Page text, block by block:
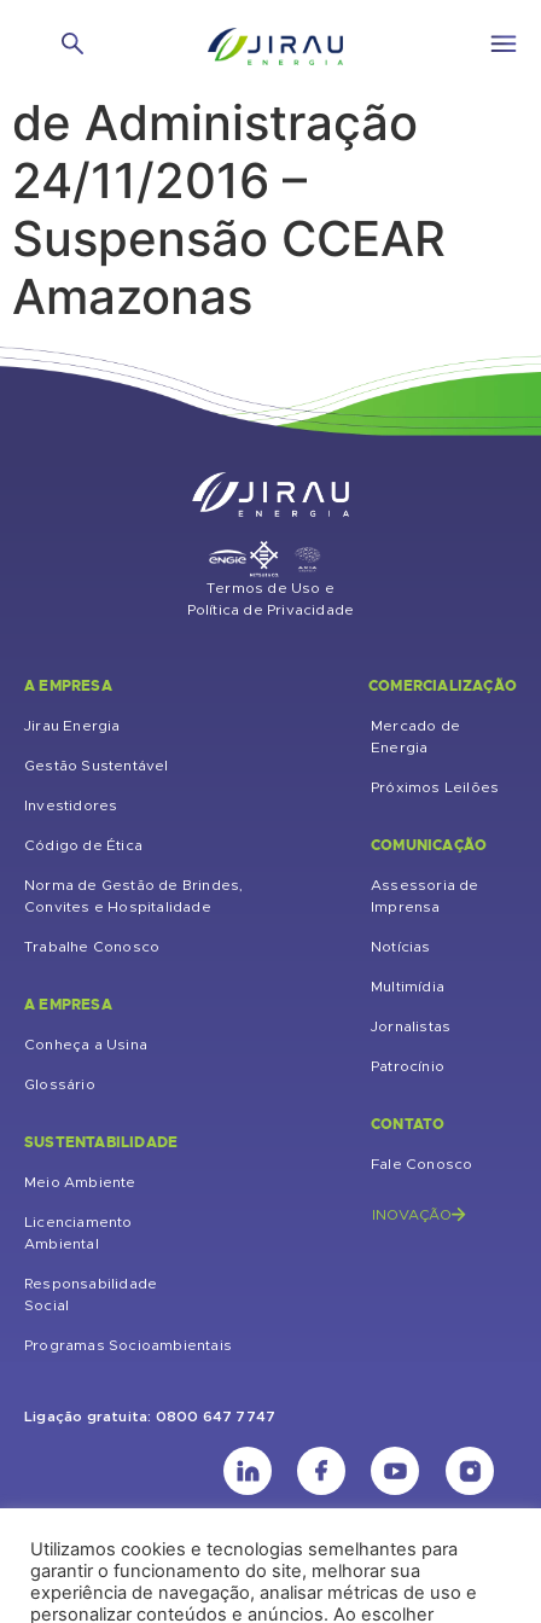
Reunião de Conselho
de Administração
24/11/2016 –
Suspensão CCEAR
Amazonas
Termos de Uso e
Política de Privacidade
A EMPRESA
Jirau Energia
Gestão Sustentável
Investidores
Código de Ética
Norma de Gestão de Brindes,
Convites e Hospitalidade
Trabalhe Conosco
A EMPRESA
Conheça a Usina
Glossário
SUSTENTABILIDADE
Meio Ambiente
Licenciamento
Ambiental
Responsabilidade
Social
Programas Socioambientais
COMERCIALIZAÇÃO
Mercado de
Energia
Próximos Leilões
COMUNICAÇÃO
Assessoria de
Imprensa
Notícias
Multimídia
Jornalistas
Patrocínio
CONTATO
Fale Conosco
INOVAÇÃO
Ligação gratuita: 0800 647 7747
UHE Jirau
Rodovia BR-364, KM 824 S/Nº - Distrito de Jaci Paraná – Porto Velho
Utilizamos cookies e tecnologias semelhantes para
garantir o funcionamento do site, melhorar sua
experiência de navegação, analisar métricas de uso e
personalizar conteúdos e anúncios. Ao escolher